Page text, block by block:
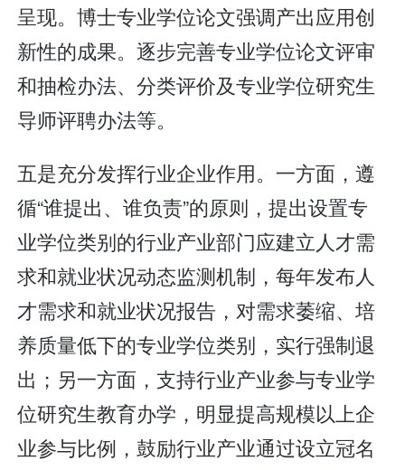
呈现。博士专业学位论文强调产出应用创
新性的成果。逐步完善专业学位论文评审
和抽检办法、分类评价及专业学位研究生
导师评聘办法等。
五是充分发挥行业企业作用。一方面，遵
循“谁提出、谁负责”的原则，提出设置专
业学位类别的行业产业部门应建立人才需
求和就业状况动态监测机制，每年发布人
才需求和就业状况报告，对需求萎缩、培
养质量低下的专业学位类别，实行强制退
出；另一方面，支持行业产业参与专业学
位研究生教育办学，明显提高规模以上企
业参与比例，鼓励行业产业通过设立冠名